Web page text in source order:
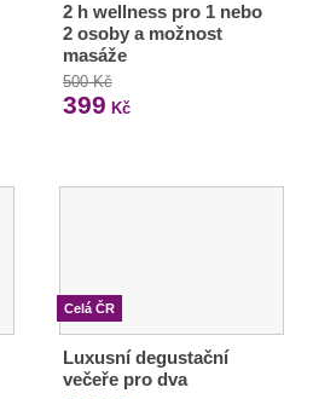
2 h wellness pro 1 nebo
2 osoby a možnost
masáže
500 Kč
399 Kč
Celá ČR
Luxusní degustační
večeře pro dva